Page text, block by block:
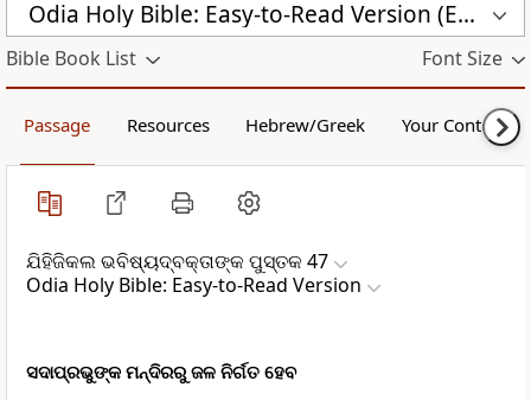
Odia Holy Bible: Easy-to-Read Version (ERV-OR)
Bible Book List Font Size
Passage Resources Hebrew/Greek Your Content
ଯିହିଜିକଲ ଭବିଷ୍ୟ‌ଦ୍‌ବକ୍ତାଙ୍କ ପୁସ୍ତକ 47
Odia Holy Bible: Easy-to-Read Version
ସଦାପ୍ରଭୁଙ୍କ ମନ୍ଦିରରୁ ଜଳ ନିର୍ଗତ ହେବ